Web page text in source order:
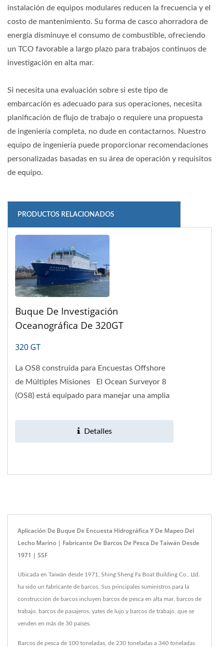
instalación de equipos modulares reducen la frecuencia y el
costo de mantenimiento. Su forma de casco ahorradora de
energía disminuye el consumo de combustible, ofreciendo
un TCO favorable a largo plazo para trabajos continuos de
investigación en alta mar.
Si necesita una evaluación sobre si este tipo de
embarcación es adecuado para sus operaciones, necesita
planificación de flujo de trabajo o requiere una propuesta
de ingeniería completa, no dude en contactarnos. Nuestro
equipo de ingeniería puede proporcionar recomendaciones
personalizadas basadas en su área de operación y requisitos
de equipo.
PRODUCTOS RELACIONADOS
Buque De Investigación
Oceanográfica De 320GT
320 GT
La OS8 construida para Encuestas Offshore
de Múltiples Misiones El Ocean Surveyor 8
(OS8) está equipado para manejar una amplia
Detalles
Aplicación De Buque De Encuesta Hidrográfica Y De Mapeo Del
Lecho Marino | Fabricante De Barcos De Pesca De Taiwán Desde
1971 | SSF
Ubicada en Taiwán desde 1971, Shing Sheng Fa Boat Building Co., Ltd.
ha sido un fabricante de barcos. Sus principales suministros para la
construcción de barcos incluyen barcos de pesca en alta mar, barcos de
trabajo, barcos de pasajeros, yates de lujo y barcos de trabajo, que se
venden en más de 30 países.
Barcos de pesca de 100 toneladas, de 230 toneladas a 340 toneladas